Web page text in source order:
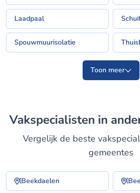
Laadpaal
Spouwmuurisolatie
Toon meer
Vakspecialisten in
Vergelijk de beste
gemeentes
Beekdaelen